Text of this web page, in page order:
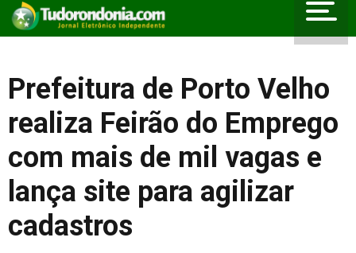
Prefeitura de Porto Velho
realiza Feirão do Emprego
com mais de mil vagas e
lança site para agilizar
cadastros